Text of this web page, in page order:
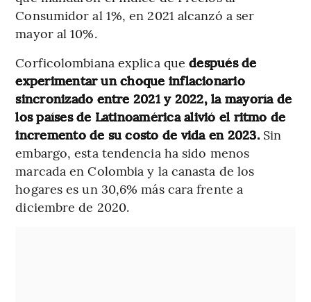
Consumidor al 1%, en 2021 alcanzó a ser
mayor al 10%.
Corficolombiana explica quedespués de
experimentar un choque inflacionario
sincronizado entre 2021 y 2022, la mayoría de
los países de Latinoamérica alivió el ritmo de
incremento de su costo de vida en 2023.Sin
embargo, esta tendencia ha sido menos
marcada en Colombia y la canasta de los
hogares es un 30,6% más cara frente a
diciembre de 2020.